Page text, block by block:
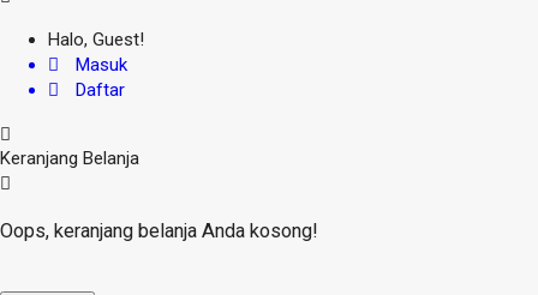
Halo, Guest!
Masuk
Daftar
Keranjang Belanja
Oops, keranjang belanja Anda kosong!